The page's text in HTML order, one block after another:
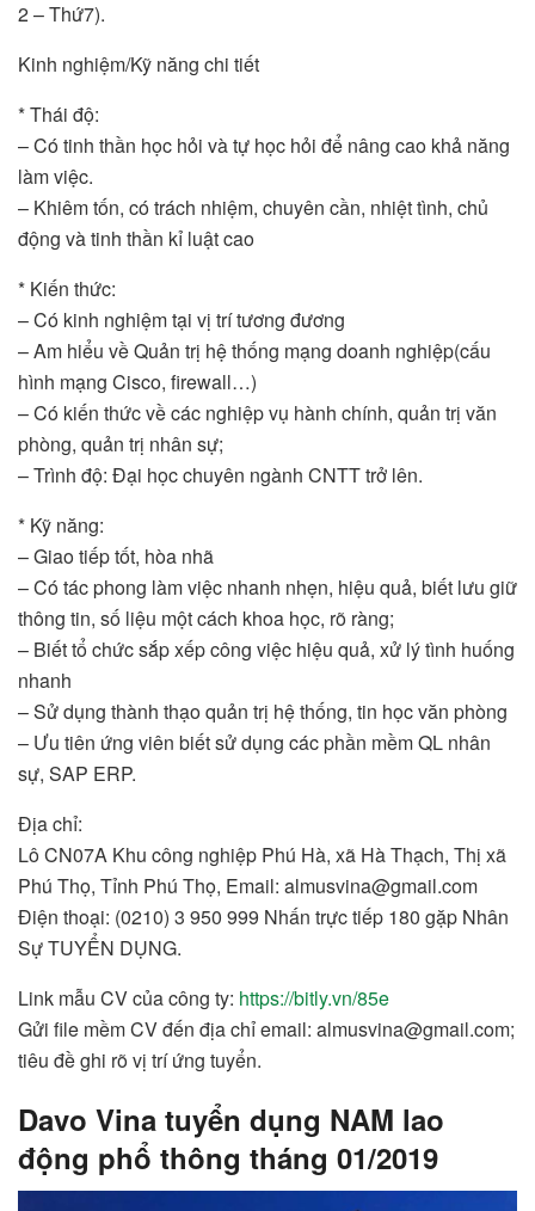
2 – Thứ7).
Kinh nghiệm/Kỹ năng chi tiết
* Thái độ:
– Có tinh thần học hỏi và tự học hỏi để nâng cao khả năng
làm việc.
– Khiêm tốn, có trách nhiệm, chuyên cần, nhiệt tình, chủ
động và tinh thần kỉ luật cao
* Kiến thức:
– Có kinh nghiệm tại vị trí tương đương
– Am hiểu về Quản trị hệ thống mạng doanh nghiệp(cấu
hình mạng Cisco, firewall…)
– Có kiến thức về các nghiệp vụ hành chính, quản trị văn
phòng, quản trị nhân sự;
– Trình độ: Đại học chuyên ngành CNTT trở lên.
* Kỹ năng:
– Giao tiếp tốt, hòa nhã
– Có tác phong làm việc nhanh nhẹn, hiệu quả, biết lưu giữ
thông tin, số liệu một cách khoa học, rõ ràng;
– Biết tổ chức sắp xếp công việc hiệu quả, xử lý tình huống
nhanh
– Sử dụng thành thạo quản trị hệ thống, tin học văn phòng
– Ưu tiên ứng viên biết sử dụng các phần mềm QL nhân
sự, SAP ERP.
Địa chỉ:
Lô CN07A Khu công nghiệp Phú Hà, xã Hà Thạch, Thị xã
Phú Thọ, Tỉnh Phú Thọ, Email: almusvina@gmail.com
Điện thoại: (0210) 3 950 999 Nhấn trực tiếp 180 gặp Nhân
Sự TUYỂN DỤNG.
Link mẫu CV của công ty: https://bitly.vn/85e
Gửi file mềm CV đến địa chỉ email: almusvina@gmail.com;
tiêu đề ghi rõ vị trí ứng tuyển.
Davo Vina tuyển dụng NAM lao
động phổ thông tháng 01/2019